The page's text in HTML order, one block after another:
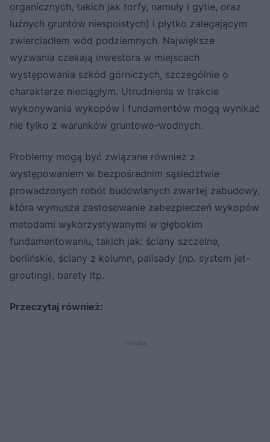
organicznych, takich jak torfy, namuły i gytie, oraz
luźnych gruntów niespoistych) i płytko zalegającym
zwierciadłem wód podziemnych. Największe
wyzwania czekają inwestora w miejscach
występowania szkód górniczych, szczególnie o
charakterze nieciągłym. Utrudnienia w trakcie
wykonywania wykopów i fundamentów mogą wynikać
nie tylko z warunków gruntowo-wodnych.
Problemy mogą być związane również z
występowaniem w bezpośrednim sąsiedztwie
prowadzonych robót budowlanych zwartej zabudowy,
która wymusza zastosowanie zabezpieczeń wykopów
metodami wykorzystywanymi w głębokim
fundamentowaniu, takich jak: ściany szczelne,
berlińskie, ściany z kolumn, palisady (np. system jet-
grouting), barety itp.
Przeczytaj również: